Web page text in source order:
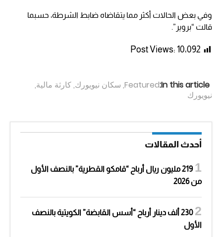
وفي بعض الحالات أكثر مما يتقاضاه ضابط الشرطة، حسبما
قالت “بروير”.
Post Views: 10٬092
In this article:
Featured
, سكان نيويورك,كارثة مالية,
نيويورك
أحدث المقالات
219 مليون ريال أرباح “قامكو القطرية” بالنصف الأول
من 2026
230 ألف دينار أرباح “أسس القابضة” الكويتية بالنصف
الأول